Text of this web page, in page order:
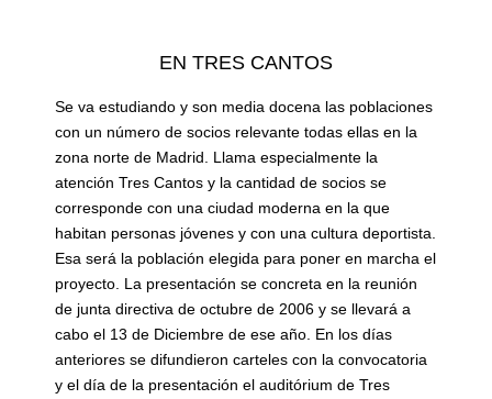
EN TRES CANTOS
Se va estudiando y son media docena las poblaciones
con un número de socios relevante todas ellas en la
zona norte de Madrid. Llama especialmente la
atención Tres Cantos y la cantidad de socios se
corresponde con una ciudad moderna en la que
habitan personas jóvenes y con una cultura deportista.
Esa será la población elegida para poner en marcha el
proyecto. La presentación se concreta en la reunión
de junta directiva de octubre de 2006 y se llevará a
cabo el 13 de Diciembre de ese año. En los días
anteriores se difundieron carteles con la convocatoria
y el día de la presentación el auditórium de Tres